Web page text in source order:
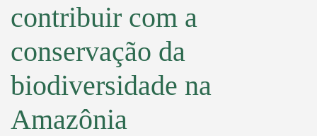
contribuir com a
conservação da
biodiversidade na
Amazônia